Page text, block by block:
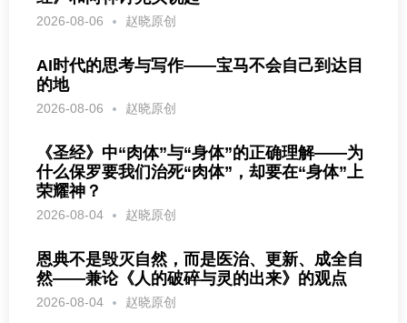
2026-08-06 赵晓原创
AI时代的思考与写作——宝马不会自己到达目
的地
2026-08-06 赵晓原创
《圣经》中“肉体”与“身体”的正确理解——为
什么保罗要我们治死“肉体”，却要在“身体”上
荣耀神？
2026-08-04 赵晓原创
恩典不是毁灭自然，而是医治、更新、成全自
然——兼论《人的破碎与灵的出来》的观点
2026-08-04 赵晓原创